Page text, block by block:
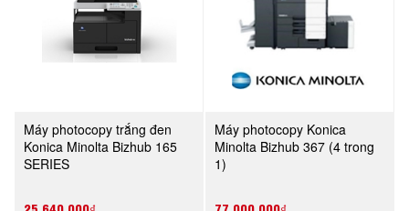
Máy photocopy trắng đen
Konica Minolta Bizhub 165
SERIES
Máy photocopy Konica
Minolta Bizhub 367 (4 trong
1)